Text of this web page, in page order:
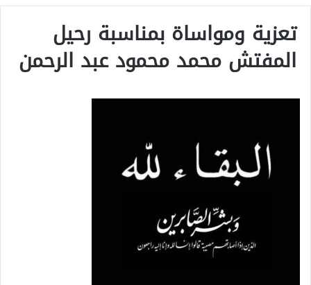
تعزية ومواساة بمناسبة رحيل
المفتش محمد محمود عبد الرحمن